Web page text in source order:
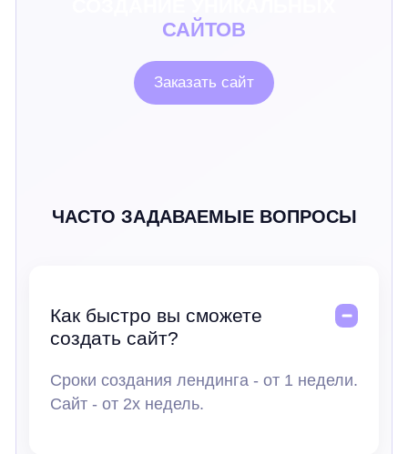
САЙТОВ
Заказать сайт
ЧАСТО ЗАДАВАЕМЫЕ ВОПРОСЫ
Как быстро вы сможете
создать сайт?
Сроки создания лендинга - от 1 недели.
Сайт - от 2х недель.